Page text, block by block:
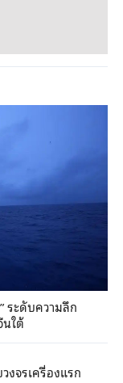
ระดับความลึก
นใต้
งจรเครื่องแรก